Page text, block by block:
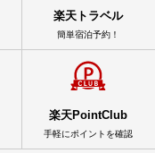
楽天トラベル
簡単宿泊予約！
楽天PointClub
手軽にポイントを確認